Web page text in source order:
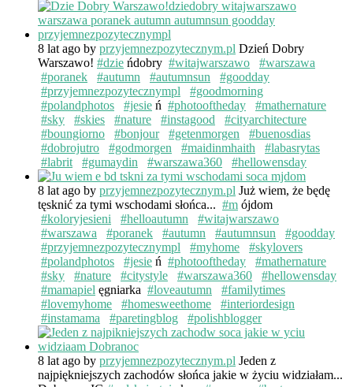
8 lat ago by przyjemnezpozytecznym.pl Dzień Dobry
Warszawo! #dzie ńdobry #witajwarszawo
#warszawa
#poranek
#autumn #autumnsun
#goodday
#przyjemnezpozytecznympl
#goodmorning
#polandphotos
#jesie ń #photooftheday
#mathernature
#sky
#skies #nature #instagood
#cityarchitecture
#boungiorno
#bonjour #getenmorgen
#buenosdias
#dobrojutro
#godmorgen #maidinmhaith
#labasrytas
#labrit
#gumaydin #warszawa360 #hellowensday
8 lat ago by przyjemnezpozytecznym.pl Już wiem, że będę
tęsknić za tymi wschodami słońca... #m ójdom
#koloryjesieni
#helloautumn
#witajwarszawo
#warszawa
#poranek #autumn #autumnsun
#goodday
#przyjemnezpozytecznympl
#myhome
#skylovers
#polandphotos
#jesie ń #photooftheday
#mathernature
#sky
#nature #citystyle #warszawa360
#hellowensday
#mamapiel ęgniarka #loveautumn
#familytimes
#lovemyhome
#homesweethome
#interiordesign
#instamama
#paretingblog #polishblogger
8 lat ago by przyjemnezpozytecznym.pl Jeden z
najpiękniejszych zachodów słońca jakie w życiu widziałam...